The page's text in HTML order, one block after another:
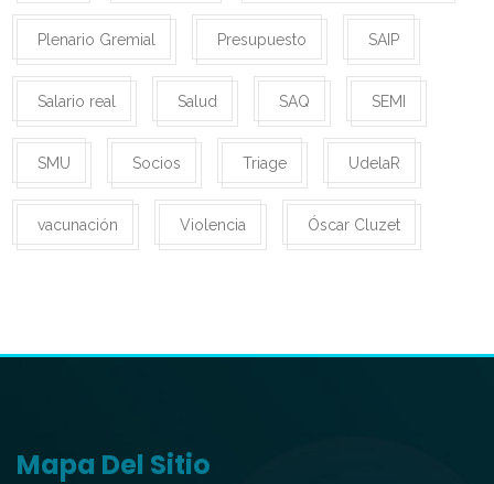
Plenario Gremial Presupuesto SAIP
Salario real Salud SAQ SEMI
SMU Socios Triage UdelaR
vacunación Violencia Óscar Cluzet
Mapa Del Sitio